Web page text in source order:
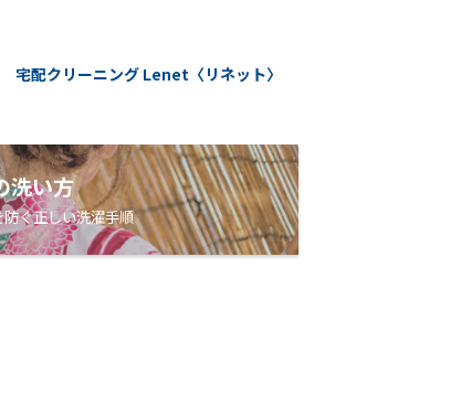
宅配クリーニング Lenet〈リネット〉
洗い方
ぐ正しい洗濯手順